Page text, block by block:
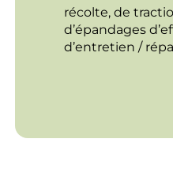
récolte, de
d’épandages
d’entretien /